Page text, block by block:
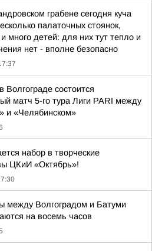
грабене сегодня куча
палаточных стоянок,
много детей: для них тут тепло и
нет - вполне безопасно
Волгограде состоится
матч 5-го тура Лиги PARI между
и «Челябинском»
набор в творческие
ЦКиИ «Октябрь»!
между Волгоградом и Батуми
на восемь часов